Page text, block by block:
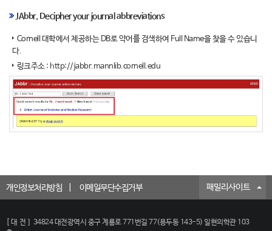
JAbbr, Decipher your journal abbreviations
Cornell 대학에서 제공하는 DB로 약어를 검색하여 Full Name을 찾을 수 있습니
다.
링크주소 : http://jabbr.mannlib.cornell.edu
개인정보처리방침 이메일무단수집거부 패밀리사이트
[대전]
34824 대전광역시 중구 계룡로 771번길 77(용두동 143-5) 일현의학관 103